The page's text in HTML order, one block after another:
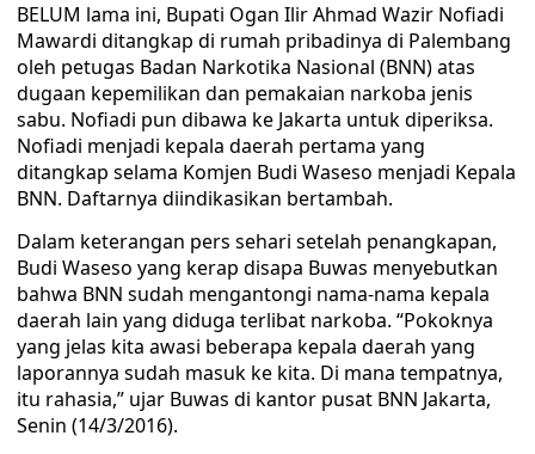
BELUM lama ini, Bupati Ogan Ilir Ahmad Wazir Nofiadi
Mawardi ditangkap di rumah pribadinya di Palembang
oleh petugas Badan Narkotika Nasional (BNN) atas
dugaan kepemilikan dan pemakaian narkoba jenis
sabu. Nofiadi pun dibawa ke Jakarta untuk diperiksa.
Nofiadi menjadi kepala daerah pertama yang
ditangkap selama Komjen Budi Waseso menjadi Kepala
BNN. Daftarnya diindikasikan bertambah.
Dalam keterangan pers sehari setelah penangkapan,
Budi Waseso yang kerap disapa Buwas menyebutkan
bahwa BNN sudah mengantongi nama-nama kepala
daerah lain yang diduga terlibat narkoba. “Pokoknya
yang jelas kita awasi beberapa kepala daerah yang
laporannya sudah masuk ke kita. Di mana tempatnya,
itu rahasia,” ujar Buwas di kantor pusat BNN Jakarta,
Senin (14/3/2016).